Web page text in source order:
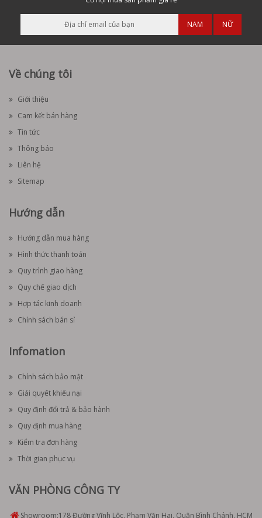
NAM NỮ
Về chúng tôi
Giới thiệu
Cam kết bán hàng
Tin tức
Thông báo
Liên hệ
Sitemap
Hướng dẫn
Hướng dẫn mua hàng
Hình thức thanh toán
Quy trình giao hàng
Quy chế giao dịch
Hợp tác kinh doanh
Chính sách bán sỉ
Infomation
Chính sách bảo mật
Giải quyết khiếu nại
Quy định đổi trả & bảo hành
Quy định mua hàng
Kiểm tra đơn hàng
Thời gian phục vụ
VĂN PHÒNG CÔNG TY
Showroom:178 Đường Vĩnh Lộc, Phạm Văn Hai, Quận Bình Chánh, HCM